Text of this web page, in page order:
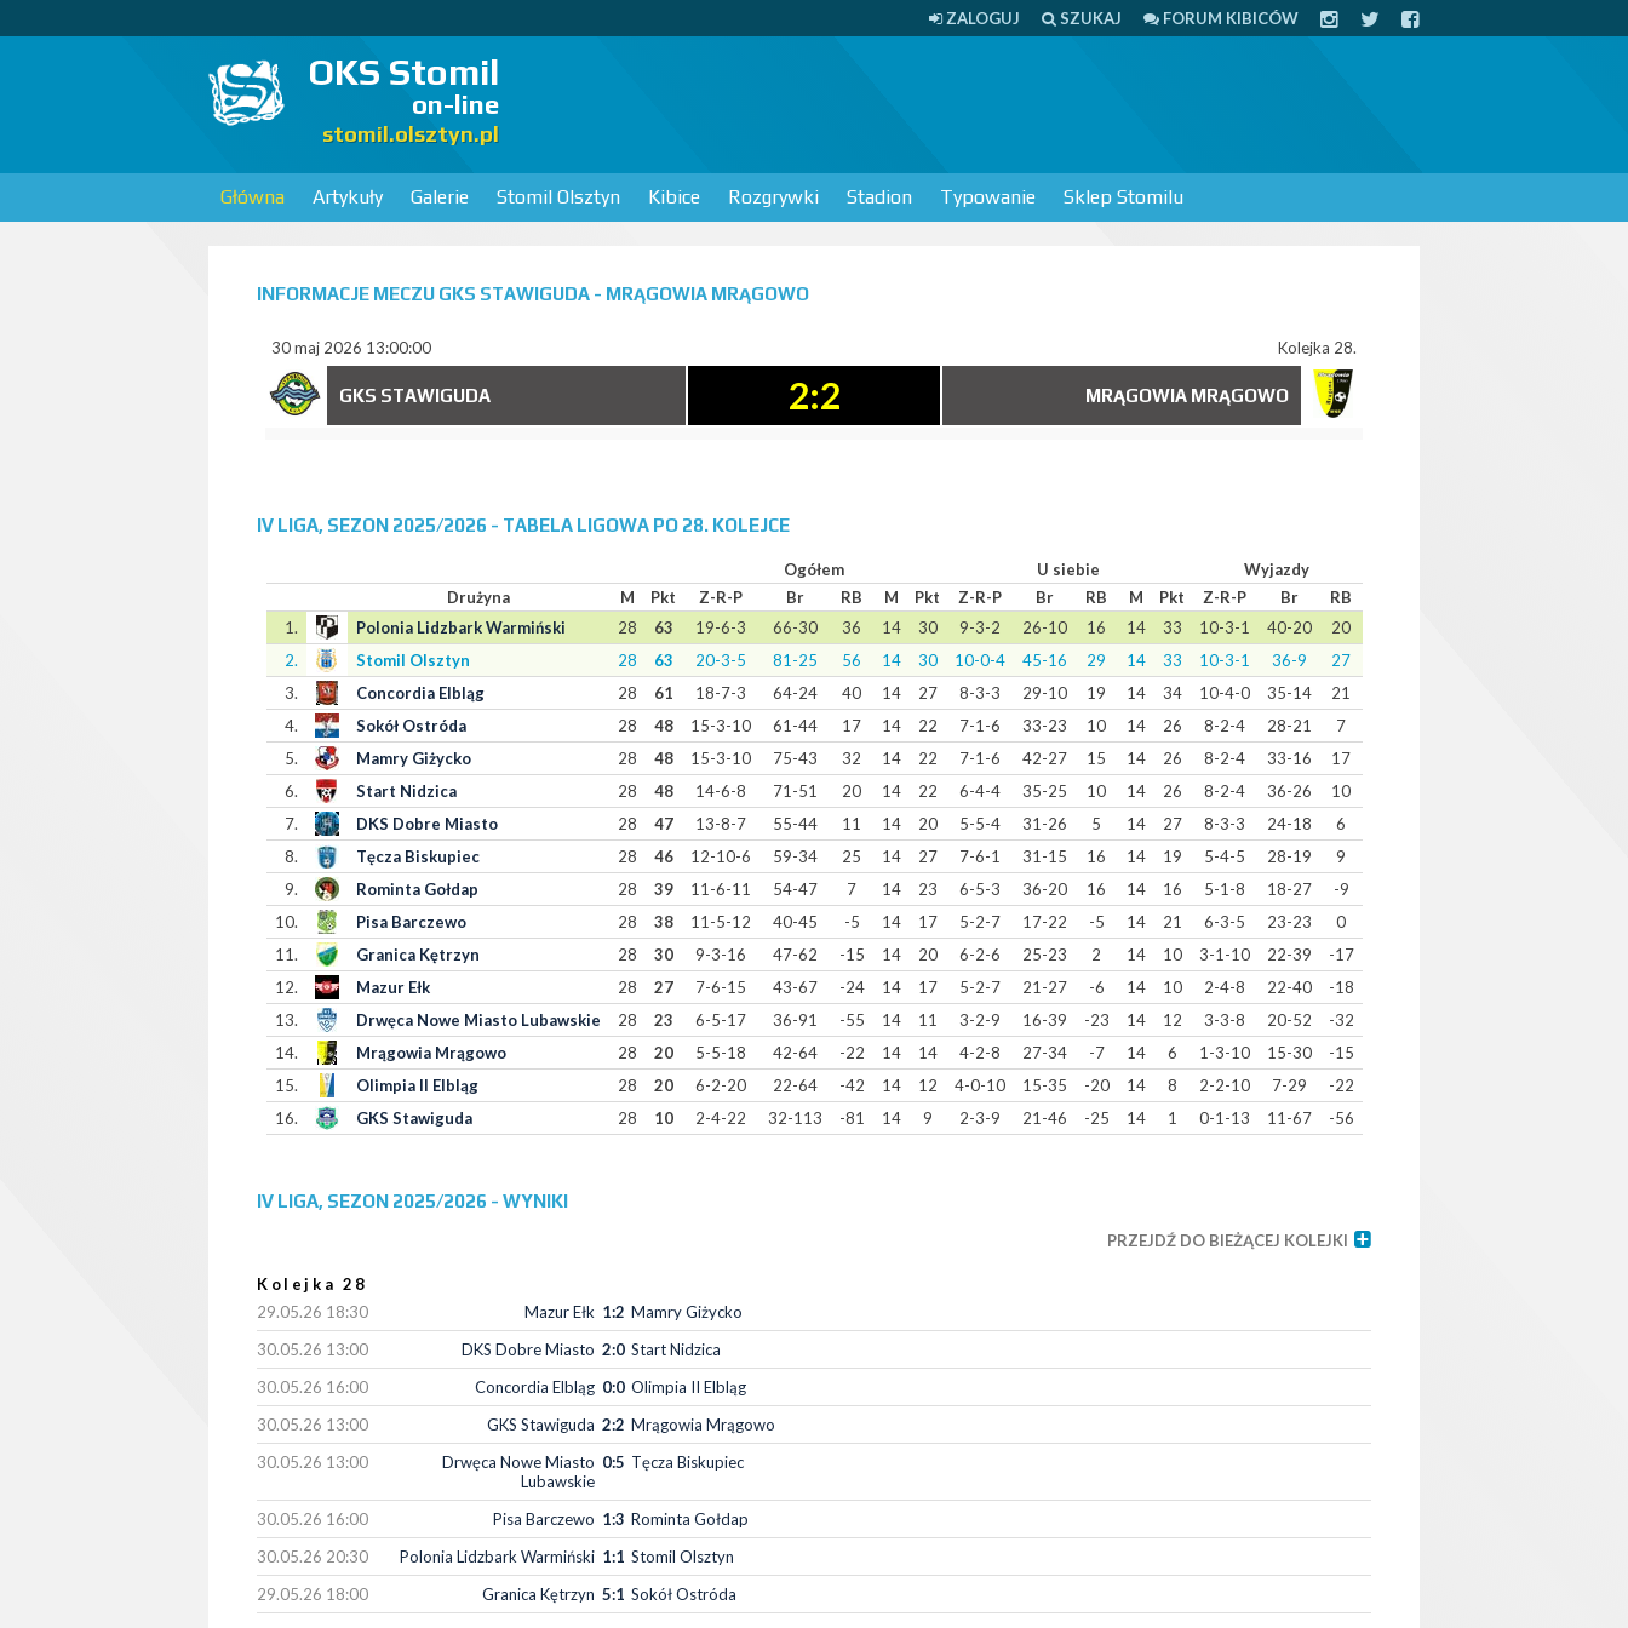
ZALOGUJ SZUKAJ FORUM KIBICÓW
OKS Stomil
on-line
stomil.olsztyn.pl
Główna Artykuły Galerie Stomil Olsztyn Kibice Rozgrywki Stadion Typowanie Sklep Stomilu
INFORMACJE MECZU GKS STAWIGUDA - MRĄGOWIA MRĄGOWO
30 maj 2026 13:00:00 Kolejka 28.
GKS STAWIGUDA 2:2 MRĄGOWIA MRĄGOWO
IV LIGA, SEZON 2025/2026 - TABELA LIGOWA PO 28. KOLEJCE
Ogółem U siebie
Wyjazdy
Drużyna
M Pkt Z-R-P Br RB M Pkt Z-R-P Br RB M Pkt Z-R-P Br
RB
1.
Polonia Lidzbark Warmiński 28 63 19-6-3 66-30 36 14 30 9-3-2 26-10 16 14 33 10-3-1 40-20
20
2.
Stomil Olsztyn 28 63 20-3-5 81-25 56 14 30 10-0-4 45-16 29 14 33 10-3-1 36-9
27
3.
Concordia Elbląg 28 61 18-7-3 64-24 40 14 27 8-3-3 29-10 19 14 34 10-4-0 35-14
21
4.
Sokół Ostróda 28 48 15-3-10 61-44 17 14 22 7-1-6 33-23 10 14 26 8-2-4 28-21
7
5.
Mamry Giżycko 28 48 15-3-10 75-43 32 14 22 7-1-6 42-27 15 14 26 8-2-4 33-16
17
6.
Start Nidzica 28 48 14-6-8 71-51 20 14 22 6-4-4 35-25 10 14 26 8-2-4 36-26
10
7.
DKS Dobre Miasto 28 47 13-8-7 55-44 11 14 20 5-5-4 31-26 5 14 27 8-3-3 24-18
6
8.
Tęcza Biskupiec 28 46 12-10-6 59-34 25 14 27 7-6-1 31-15 16 14 19 5-4-5 28-19
9
9.
Rominta Gołdap 28 39 11-6-11 54-47 7 14 23 6-5-3 36-20 16 14 16 5-1-8 18-27
-9
10.
Pisa Barczewo 28 38 11-5-12 40-45 -5 14 17 5-2-7 17-22 -5 14 21 6-3-5 23-23
0
11.
Granica Kętrzyn 28 30 9-3-16 47-62 -15 14 20 6-2-6 25-23 2 14 10 3-1-10 22-39
-17
12.
Mazur Ełk 28 27 7-6-15 43-67 -24 14 17 5-2-7 21-27 -6 14 10 2-4-8 22-40
-18
13.
Drwęca Nowe Miasto Lubawskie 28 23 6-5-17 36-91 -55 14 11 3-2-9 16-39 -23 14 12 3-3-8 20-52
-32
14.
Mrągowia Mrągowo 28 20 5-5-18 42-64 -22 14 14 4-2-8 27-34 -7 14 6 1-3-10 15-30
-15
15.
Olimpia II Elbląg 28 20 6-2-20 22-64 -42 14 12 4-0-10 15-35 -20 14 8 2-2-10 7-29
-22
16.
GKS Stawiguda 28 10 2-4-22 32-113 -81 14 9 2-3-9 21-46 -25 14 1 0-1-13 11-67 -56
IV LIGA, SEZON 2025/2026 - WYNIKI
PRZEJDŹ DO BIEŻĄCEJ KOLEJKI
Kolejka 28
29.05.26 18:30
Mazur Ełk 1:2 Mamry Giżycko
30.05.26 13:00
DKS Dobre Miasto 2:0 Start Nidzica
30.05.26 16:00
Concordia Elbląg 0:0 Olimpia II Elbląg
30.05.26 13:00
GKS Stawiguda 2:2 Mrągowia Mrągowo
30.05.26 13:00
Drwęca Nowe Miasto
Lubawskie
0:5 Tęcza Biskupiec
30.05.26 16:00 Pisa Barczewo 1:3 Rominta Gołdap
30.05.26 20:30
Polonia Lidzbark Warmiński 1:1 Stomil Olsztyn
29.05.26 18:00
Granica Kętrzyn 5:1 Sokół Ostróda